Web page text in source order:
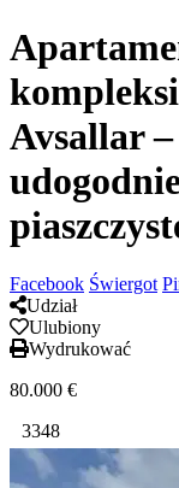
Avsallar
Facebook Świergot
Udział
Ulubiony
Wydrukować
80.000 €
3348